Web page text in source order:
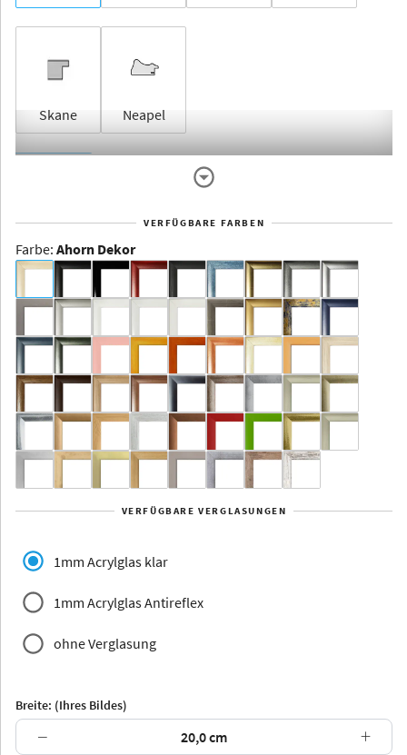
Skane Neapel
Dakota -
Rahmenloser
Aluminium
Yukon Alaska
Jersey Dauphine
VERFÜGBARE FARBEN
Farbe: Ahorn Dekor
VERFÜGBARE VERGLASUNGEN
1mm Acrylglas klar
1mm Acrylglas Antireflex
ohne Verglasung
Breite: (Ihres Bildes)
− +